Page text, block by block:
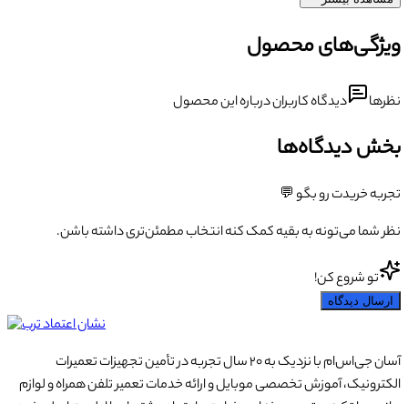
ویژگی‌های محصول
نظرها دیدگاه کاربران درباره این محصول
بخش دیدگاه‌ها
تجربه خریدت رو بگو 💬
نظر شما می‌تونه به بقیه کمک کنه انتخاب مطمئن‌تری داشته باشن.
تو شروع کن!
ارسال دیدگاه
آسان جی‌اس‌ام با نزدیک به ۲۰ سال تجربه در تأمین تجهیزات تعمیرات
الکترونیک، آموزش تخصصی موبایل و ارائه خدمات تعمیر تلفن همراه و لوازم